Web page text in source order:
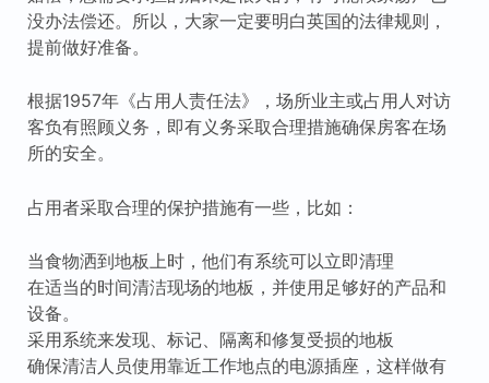
没办法偿还。所以，大家一定要明白英国的法律规则，
提前做好准备。
根据1957年《占用人责任法》，场所业主或占用人对访
客负有照顾义务，即有义务采取合理措施确保房客在场
所的安全。
占用者采取合理的保护措施有一些，比如：
当食物洒到地板上时，他们有系统可以立即清理
在适当的时间清洁现场的地板，并使用足够好的产品和
设备。
采用系统来发现、标记、隔离和修复受损的地板
确保清洁人员使用靠近工作地点的电源插座，这样做有